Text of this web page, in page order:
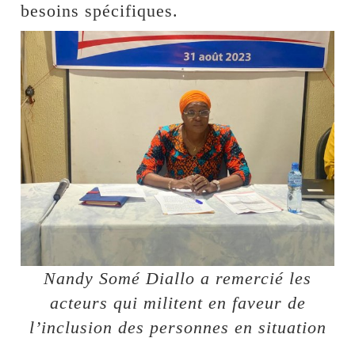
besoins spécifiques.
Nandy Somé Diallo a remercié les
acteurs qui militent en faveur de
l’inclusion des personnes en situation